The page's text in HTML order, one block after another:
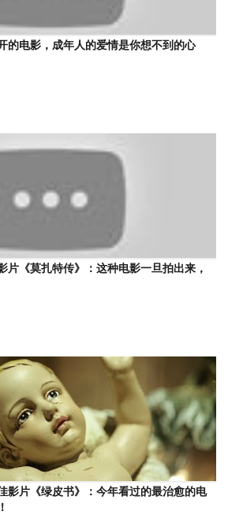
的电影，成年人的爱情是你想不到的心
片《莫扎特传》：这种电影一旦拍出来，
影片《绿皮书》：今年看过的最治愈的电